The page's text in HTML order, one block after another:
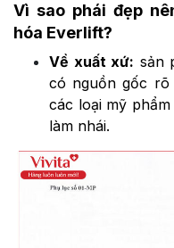
Vì sao phái đẹp
hóa Everlift?
Về xuất xứ: sản
có nguồn gốc
các loại mỹ
làm nhái.